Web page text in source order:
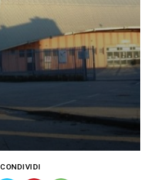
CONDIVIDI